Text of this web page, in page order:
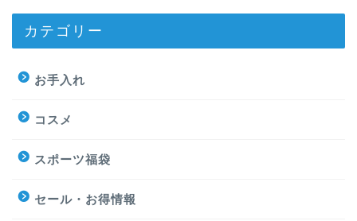
カテゴリー
お手入れ
コスメ
スポーツ福袋
セール・お得情報